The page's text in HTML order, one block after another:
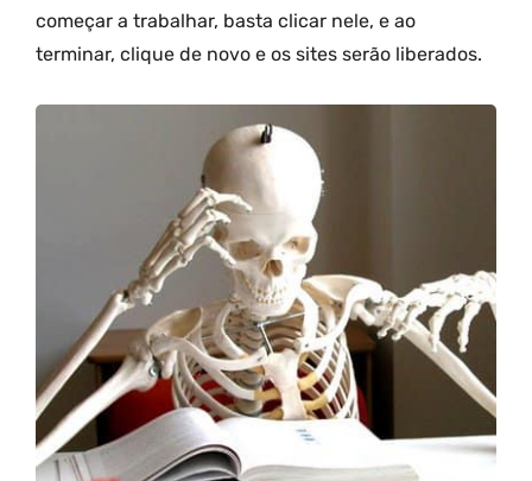
começar a trabalhar, basta clicar nele, e ao
terminar, clique de novo e os sites serão liberados.